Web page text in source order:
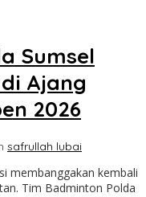
Sumsel
Ajang
2026
safrullah lubai
membanggakan kembali
Tim Badminton Polda